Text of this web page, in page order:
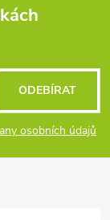
osobních údajů
ODEBÍRAT